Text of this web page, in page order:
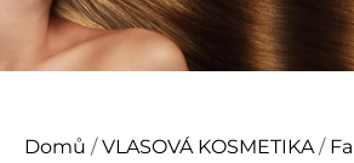
Domů /VLASOVÁ KOSMETIKA /